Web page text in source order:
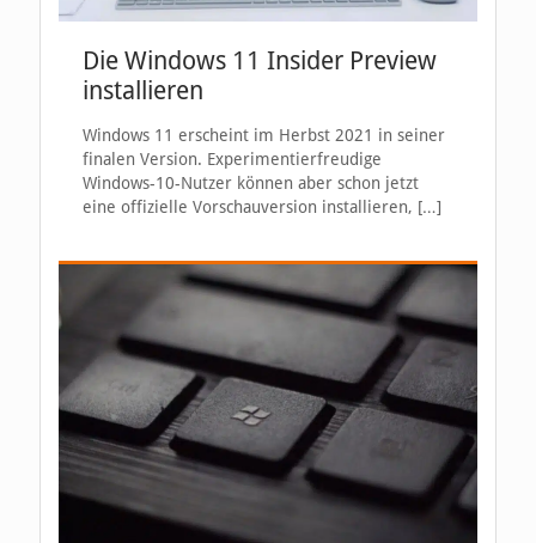
Die Windows 11 Insider Preview
installieren
Windows 11 erscheint im Herbst 2021 in seiner
finalen Version. Experimentierfreudige
Windows-10-Nutzer können aber schon jetzt
eine offizielle Vorschauversion installieren, […]